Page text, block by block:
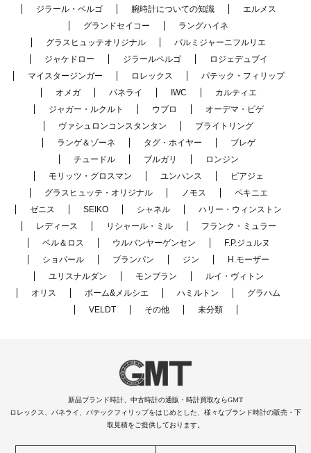
ジラール・ペルゴ
腕時計についての知識
エルメス
グランドセイコー
ラングハイネ
グラスヒュッテオリジナル
パルミジャーニフルリエ
ジャケドロー
ジラールペルゴ
ロジェデュブイ
マイスタージンガー
ロレックス
パテック・フィリップ
オメガ
パネライ IWC
カルティエ
ジャガー・ルクルト
ウブロ
オーデマ・ピゲ
ヴァシュロンコンスタンタン
ブライトリング
ランゲ＆ゾーネ
タグ・ホイヤー
ブレゲ
チュードル
ブルガリ
ロンジン
モリッツ・グロスマン
ユンハンス
ピアジェ
グラスヒュッテ・オリジナル
ノモス
ペキニエ
ゼニス
SEIKO シャネル
ハリー・ウィンストン
レディース
リシャール・ミル
フランク・ミュラー
ベル＆ロス
ウルバンヤーゲンセン
F.P.ジュルヌ
ショパール
ブランパン ジン
H.モーザー
ユリスナルダン
モンブラン
ルイ・ヴィトン
オリス
ボーム&メルシエ ハミルトン
グラハム
VELDT
その他 未分類
新品ブランド時計、中古時計の通販・時計買取ならGMT
ロレックス、パネライ、パテックフィリップをはじめとした、様々なブランド時計の販売・下
取見積をご提供しております。